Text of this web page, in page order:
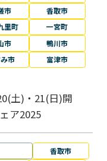
市
香取市
里町
一宮町
市
鴨川市
市
富津市
土)・21(日)開
ア2025
香取市